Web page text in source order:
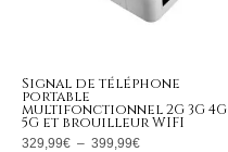
Signal de téléphone
portable
multifonctionnel 2G 3G 4G
5G et brouilleur WIFI
329,99€ – 399,99€